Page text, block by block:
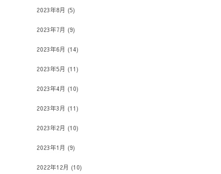
2023年8月 (5)
2023年7月 (9)
2023年6月 (14)
2023年5月 (11)
2023年4月 (10)
2023年3月 (11)
2023年2月 (10)
2023年1月 (9)
2022年12月 (10)